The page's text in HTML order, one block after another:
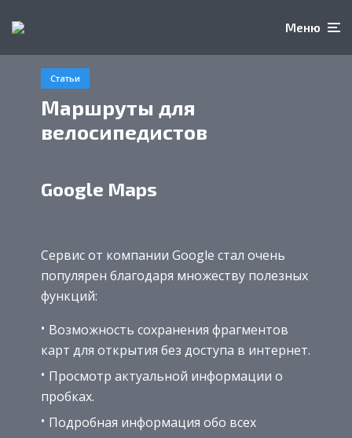
Меню
Статьи
Маршруты для
велосипедистов
Google Maps
Сервис от компании Google стал очень
популярен благодаря множеству полезных
функций:
Возможность сохранения фрагментов
карт для открытия без доступа в интернет.
Просмотр актуальной информации о
пробках.
Подробная информация обо всех